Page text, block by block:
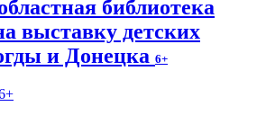
библиотека
выставку детских
и Донецка 6+